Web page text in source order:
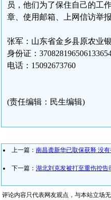
员，他们为了保住自己的工
章、使用邮箱、上网信访举
张军：山东省金乡县原农业
身份证：
电话：15092673760
(责任编辑：民生编辑)
上一篇： 南昌龚新华已取保获释 没
下一篇： 湖北刘克发被打至重伤控告
评论内容只代表网友观点，与本站立场